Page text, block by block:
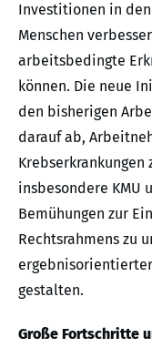
Investitionen in
Menschen
arbeitsbedingte
können. Die neue
den bisherigen
darauf ab,
Krebserkrankungen
insbesondere KMU
Bemühungen zur
Rechtsrahmens zu
gestalten.
Große Fortschritte